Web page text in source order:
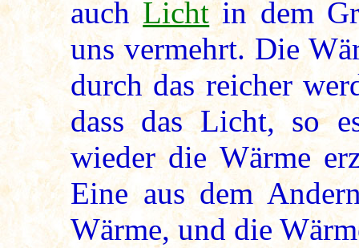
auchLichtin dem
uns vermehrt. Die
durch das reicher
dass das Licht, so
wieder die Wärme
Eine aus dem
Wärme, und die